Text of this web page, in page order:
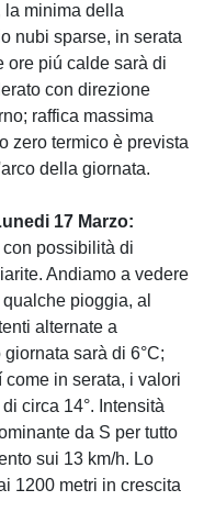
la minima della
nubi sparse, in serata
ore piú calde sarà di
con direzione
raffica massima
zero termico è prevista
della giornata.
17 Marzo:
possibilità di
Andiamo a vedere
pioggia, al
alternate a
sarà di 6°C;
in serata, i valori
circa 14°. Intensità
da S per tutto
sui 13 km/h. Lo
1200 metri in crescita